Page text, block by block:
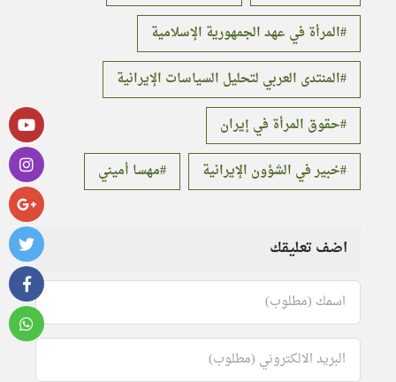
المرأة في عهد الجمهورية الإسلامية
المنتدى العربي لتحليل السياسات الإيرانية
حقوق المرأة في إيران
خبير في الشؤون الإيرانية
مهسا أميني
اضف تعليقك